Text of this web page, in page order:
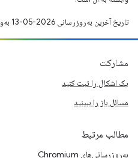
تاریخ آخرین به‌روزرسانی 2026-05-13 به‌وقت ساعت هماهنگ جهانی.
مشارکت
یک اشکال را ثبت کنید
مسائل باز را ببینید
مطالب مرتبط
به‌روزرسانی‌های Chromium